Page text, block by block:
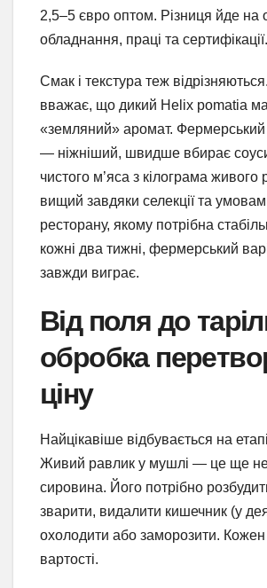
2,5–5 євро оптом. Різниця йде на
обладнання, праці та сертифікації.
Смак і текстура теж
вважає, що дикий Helix pomatia
«земляний» аромат.
— ніжніший, швидше вбирає
чистого м’яса з кілограма живого
вищий завдяки селекції та
ресторану, якому потрібна
кожні два тижні, фермерський
завжди виграє.
Від поля до
обробка
ціну
Найцікавіше відбувається на
Живий равлик у мушлі — це ще не
сировина. Його потрібно
зварити, видалити кишечник (у
охолодити або заморозити. Кожен
вартості.